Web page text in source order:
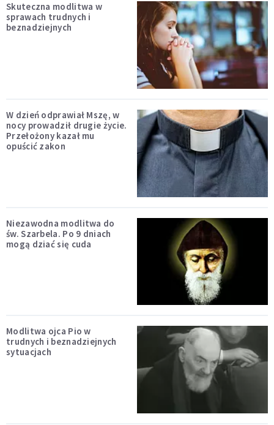
Skuteczna modlitwa w
sprawach trudnych i
beznadziejnych
W dzień odprawiał Mszę, w
nocy prowadził drugie życie.
Przełożony kazał mu
opuścić zakon
Niezawodna modlitwa do
św. Szarbela. Po 9 dniach
mogą dziać się cuda
Modlitwa ojca Pio w
trudnych i beznadziejnych
sytuacjach